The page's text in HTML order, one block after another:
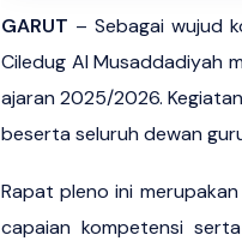
GARUT – Sebagai wujud
Ciledug Al Musaddadiyah
ajaran 2025/2026.
beserta seluruh dewan
Rapat pleno ini
capaian kompetensi